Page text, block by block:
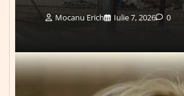
Mocanu Erich Iulie 7, 2026 0